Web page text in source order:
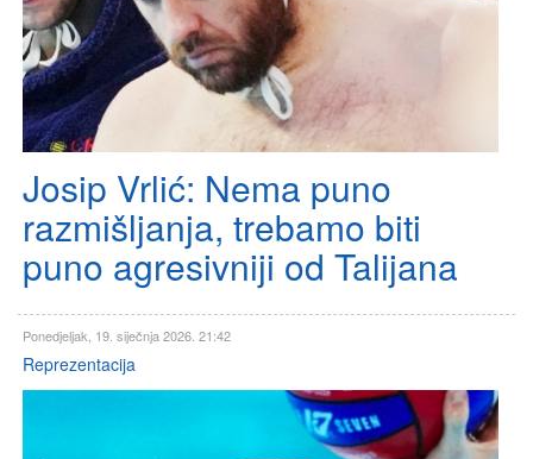
Josip Vrlić: Nema puno
razmišljanja, trebamo biti
puno agresivniji od Talijana
Ponedjeljak, 19. siječnja 2026. 21:42
Reprezentacija